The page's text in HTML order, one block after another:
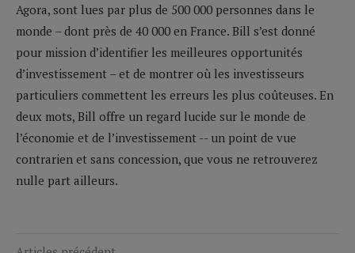
Agora, sont lues par plus de 500 000 personnes dans le
monde – dont près de 40 000 en France. Bill s’est donné
pour mission d’identifier les meilleures opportunités
d’investissement – et de montrer où les investisseurs
particuliers commettent les erreurs les plus coûteuses. En
deux mots, Bill offre un regard lucide sur le monde de
l’économie et de l’investissement -- un point de vue
contrarien et sans concession, que vous ne retrouverez
nulle part ailleurs.